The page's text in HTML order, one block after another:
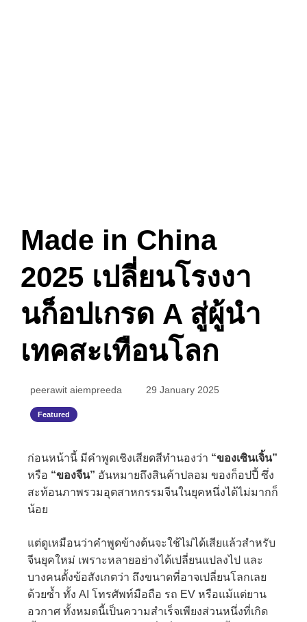
Made in China
2025 เปลี่ยนโรงงา
นก็อปเกรด A สู่ผู้นำ
เทคสะเทือนโลก
peerawit aiempreeda 29 January 2025
Featured
ก่อนหน้านี้ มีคำพูดเชิงเสียดสีทำนองว่า “ของเซินเจิ้น”
หรือ “ของจีน” อันหมายถึงสินค้าปลอม ของก็อปปี้ ซึ่ง
สะท้อนภาพรวมอุตสาหกรรมจีนในยุคหนึ่งได้ไม่มากก็
น้อย
แต่ดูเหมือนว่าคำพูดข้างต้นจะใช้ไม่ได้เสียแล้วสำหรับ
จีนยุคใหม่ เพราะหลายอย่างได้เปลี่ยนแปลงไป และ
บางคนตั้งข้อสังเกตว่า ถึงขนาดที่อาจเปลี่ยนโลกเลย
ด้วยซ้ำ ทั้ง AI โทรศัพท์มือถือ รถ EV หรือแม้แต่ยาน
อวกาศ ทั้งหมดนี้เป็นความสำเร็จเพียงส่วนหนึ่งที่เกิด